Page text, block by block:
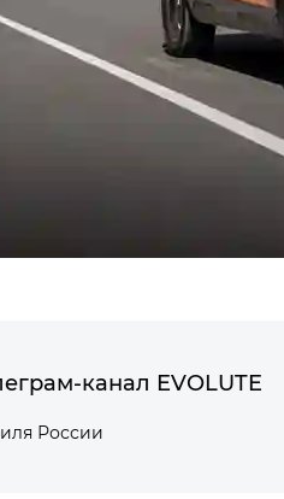
канал EVOLUTE
России